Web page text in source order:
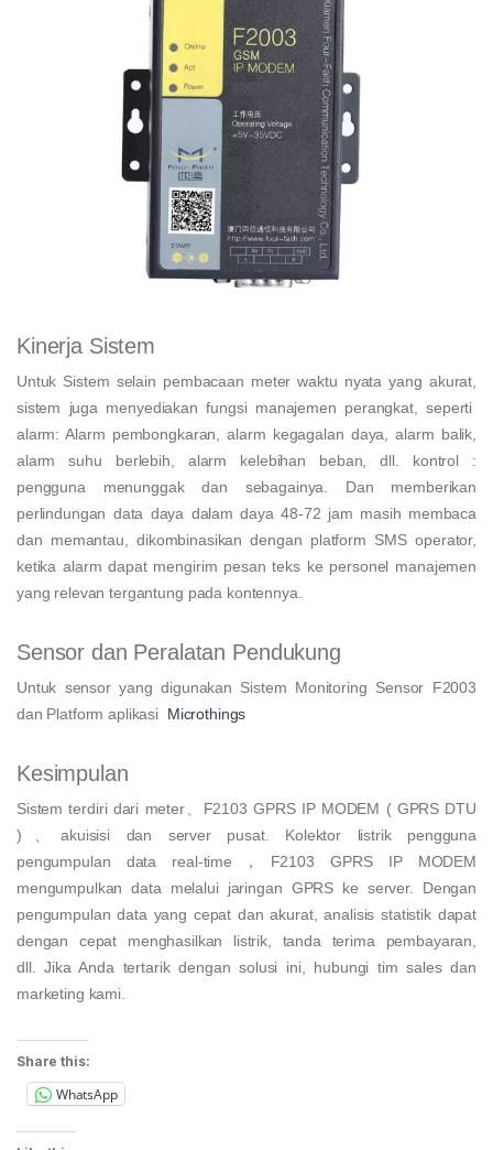
Kinerja Sistem
Untuk Sistem selain pembacaan meter waktu nyata yang akurat,
sistem juga menyediakan fungsi manajemen perangkat, seperti
alarm: Alarm pembongkaran, alarm kegagalan daya, alarm balik,
alarm suhu berlebih, alarm kelebihan beban, dll. kontrol :
pengguna menunggak dan sebagainya. Dan memberikan
perlindungan data daya dalam daya 48-72 jam masih membaca
dan memantau, dikombinasikan dengan platform SMS operator,
ketika alarm dapat mengirim pesan teks ke personel manajemen
yang relevan tergantung pada kontennya.
Sensor dan Peralatan Pendukung
Untuk sensor yang digunakan Sistem Monitoring Sensor F2003
dan Platform aplikasi Microthings
Kesimpulan
Sistem terdiri dari meter、F2103 GPRS IP MODEM ( GPRS DTU
)、akuisisi dan server pusat. Kolektor listrik pengguna
pengumpulan data real-time，F2103 GPRS IP MODEM
mengumpulkan data melalui jaringan GPRS ke server. Dengan
pengumpulan data yang cepat dan akurat, analisis statistik dapat
dengan cepat menghasilkan listrik, tanda terima pembayaran,
dll. Jika Anda tertarik dengan solusi ini, hubungi tim sales dan
marketing kami.
Share this:
WhatsApp